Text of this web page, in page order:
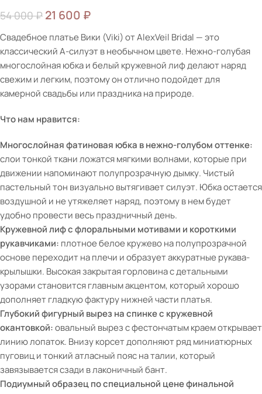
54 000₽ 21 600 ₽
Свадебное платье Вики (Viki) от AlexVeil Bridal — это
классический А-силуэт в необычном цвете. Нежно-голубая
многослойная юбка и белый кружевной лиф делают наряд
свежим и легким, поэтому он отлично подойдет для
камерной свадьбы или праздника на природе.
Что нам нравится:
Многослойная фатиновая юбка в нежно-голубом оттенке:
слои тонкой ткани ложатся мягкими волнами, которые при
движении напоминают полупрозрачную дымку. Чистый
пастельный тон визуально вытягивает силуэт. Юбка остается
воздушной и не утяжеляет наряд, поэтому в нем будет
удобно провести весь праздничный день.
Кружевной лиф с флоральными мотивами и короткими
рукавчиками: плотное белое кружево на полупрозрачной
основе переходит на плечи и образует аккуратные рукава-
крылышки. Высокая закрытая горловина с детальными
узорами становится главным акцентом, который хорошо
дополняет гладкую фактуру нижней части платья.
Глубокий фигурный вырез на спинке с кружевной
окантовкой:овальный вырез с фестончатым краем открывает
линию лопаток. Внизу корсет дополняют ряд миниатюрных
пуговиц и тонкий атласный пояс на талии, который
завязывается сзади в лаконичный бант.
Подиумный образец по специальной цене финальной